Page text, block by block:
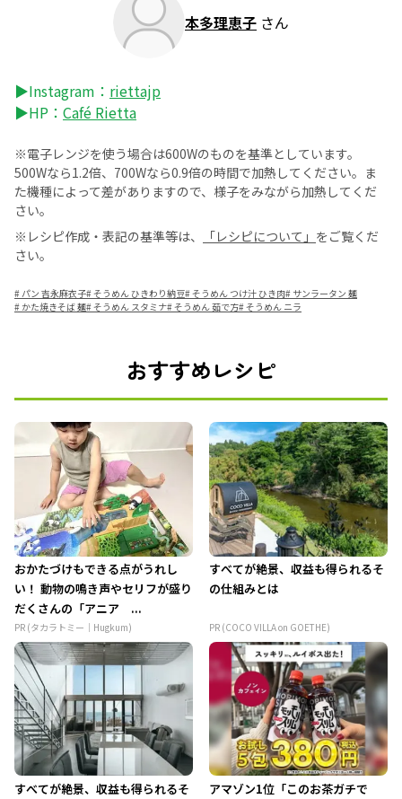
本多理恵子 さん
▶Instagram： riettajp
▶HP： Café Rietta
※電子レンジを使う場合は600Wのものを基準としています。
500Wなら1.2倍、700Wなら0.9倍の時間で加熱してください。ま
た機種によって差がありますので、様子をみながら加熱してくだ
さい。
※レシピ作成・表記の基準等は、
「レシピについて」 をご覧くだ
さい。
#パン 吉永麻衣子#そうめん ひきわり納豆#そうめん つけ汁 ひき肉# サンラータン 麺
# かた焼きそば 麺#そうめん スタミナ#そうめん 茹で方#そうめん ニラ
おすすめレシピ
おかたづけもできる点がうれし
い！ 動物の鳴き声やセリフが盛り
だくさんの「アニア ...
PR (タカラトミー｜Hugkum)
すべてが絶景、収益も得られるそ
の仕組みとは
PR (COCO VILLA on GOETHE)
すべてが絶景、収益も得られるそ
アマゾン1位「このお茶ガチで